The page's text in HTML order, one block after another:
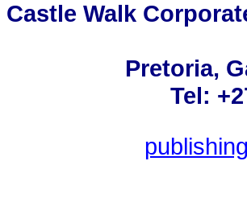
Castle Walk
Pretoria,
Tel: